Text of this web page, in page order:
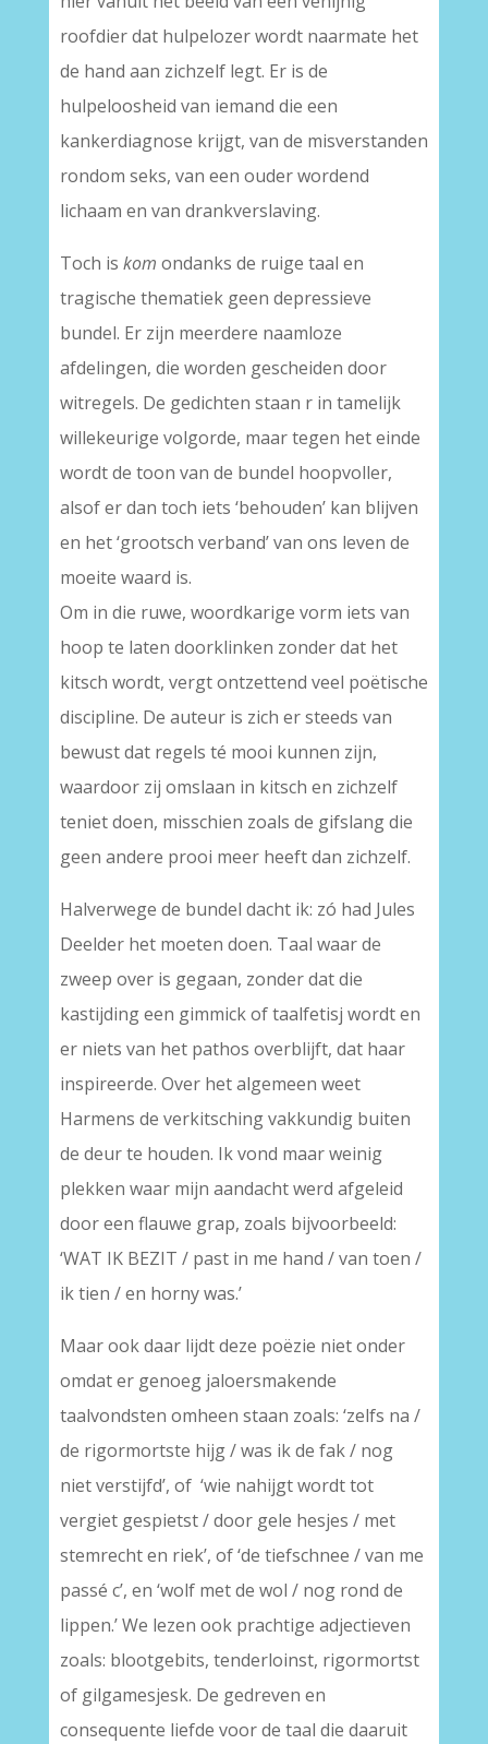
roofdier dat hulpelozer wordt naarmate het
de hand aan zichzelf legt. Er is de
hulpeloosheid van iemand die een
kankerdiagnose krijgt, van de misverstanden
rondom seks, van een ouder wordend
lichaam en van drankverslaving.
Toch is kom ondanks de ruige taal en
tragische thematiek geen depressieve
bundel. Er zijn meerdere naamloze
afdelingen, die worden gescheiden door
witregels. De gedichten staan r in tamelijk
willekeurige volgorde, maar tegen het einde
wordt de toon van de bundel hoopvoller,
alsof er dan toch iets ‘behouden’ kan blijven
en het ‘grootsch verband’ van ons leven de
moeite waard is.
Om in die ruwe, woordkarige vorm iets van
hoop te laten doorklinken zonder dat het
kitsch wordt, vergt ontzettend veel poëtische
discipline. De auteur is zich er steeds van
bewust dat regels té mooi kunnen zijn,
waardoor zij omslaan in kitsch en zichzelf
teniet doen, misschien zoals de gifslang die
geen andere prooi meer heeft dan zichzelf.
Halverwege de bundel dacht ik: zó had Jules
Deelder het moeten doen. Taal waar de
zweep over is gegaan, zonder dat die
kastijding een gimmick of taalfetisj wordt en
er niets van het pathos overblijft, dat haar
inspireerde. Over het algemeen weet
Harmens de verkitsching vakkundig buiten
de deur te houden. Ik vond maar weinig
plekken waar mijn aandacht werd afgeleid
door een flauwe grap, zoals bijvoorbeeld:
‘WAT IK BEZIT / past in me hand / van toen /
ik tien / en horny was.’
Maar ook daar lijdt deze poëzie niet onder
omdat er genoeg jaloersmakende
taalvondsten omheen staan zoals: ‘zelfs na /
de rigormortste hijg / was ik de fak / nog
niet verstijfd’, of ‘wie nahijgt wordt tot
vergiet gespietst / door gele hesjes / met
stemrecht en riek’, of ‘de tiefschnee / van me
passé c’, en ‘wolf met de wol / nog rond de
lippen.’ We lezen ook prachtige adjectieven
zoals: blootgebits, tenderloinst, rigormortst
of gilgamesjesk. De gedreven en
consequente liefde voor de taal die daaruit